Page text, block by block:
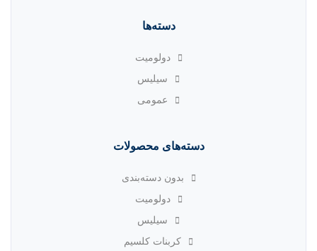
دسته‌ها
دولومیت
سیلیس
عمومی
دسته‌های محصولات
بدون دسته‌بندی
دولومیت
سیلیس
کربنات کلسیم